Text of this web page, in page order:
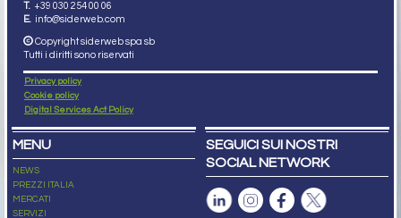
T. +39 030 254 00 06
E. info@siderweb.com
Copyright siderweb spa sb
Tutti i diritti sono riservati
Privacy policy
Cookie policy
Digital Services Act Policy
MENU
NEWS
PREZZI ITALIA
MERCATI
SERVIZI
SEGUICI SUI NOSTRI
SOCIAL NETWORK